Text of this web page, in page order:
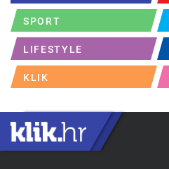
SPORT
LIFESTYLE
KLIK